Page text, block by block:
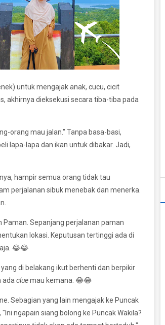
untuk mengajak anak, cucu, cicit
akhirnya dieksekusi secara tiba-tiba pada
orang mau jalan." Tanpa basa-basi,
lapa-lapa dan ikan untuk dibakar. Jadi,
hampir semua orang tidak tau
perjalanan sibuk menebak dan menerka.
Paman. Sepanjang perjalanan paman
lokasi. Keputusan tertinggi ada di
😂😂
di belakang ikut berhenti dan berpikir
adacluemau kemana. 😂😂
Sebagian yang lain mengajak ke Puncak
ngapain siang bolong ke Puncak Wakila?